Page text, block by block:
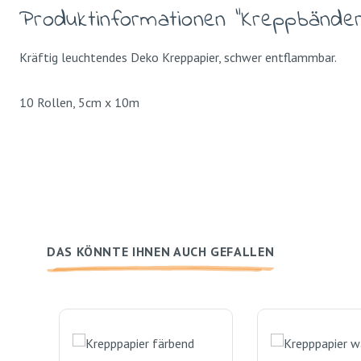
Produktinformationen
Kräftig leuchtendes Deko Kreppapier, schwer entflammbar.
10 Rollen, 5cm x 10m
DAS KÖNNTE IHNEN AUCH GEFALLEN